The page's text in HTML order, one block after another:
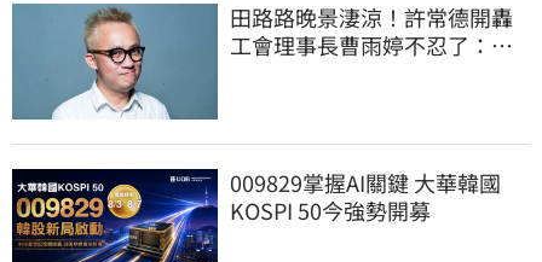
田路路晚景淒涼！許常德開轟
工會理事長曹雨婷不忍了：別
009829掌握AI關鍵 大華韓國
KOSPI 50今強勢開募